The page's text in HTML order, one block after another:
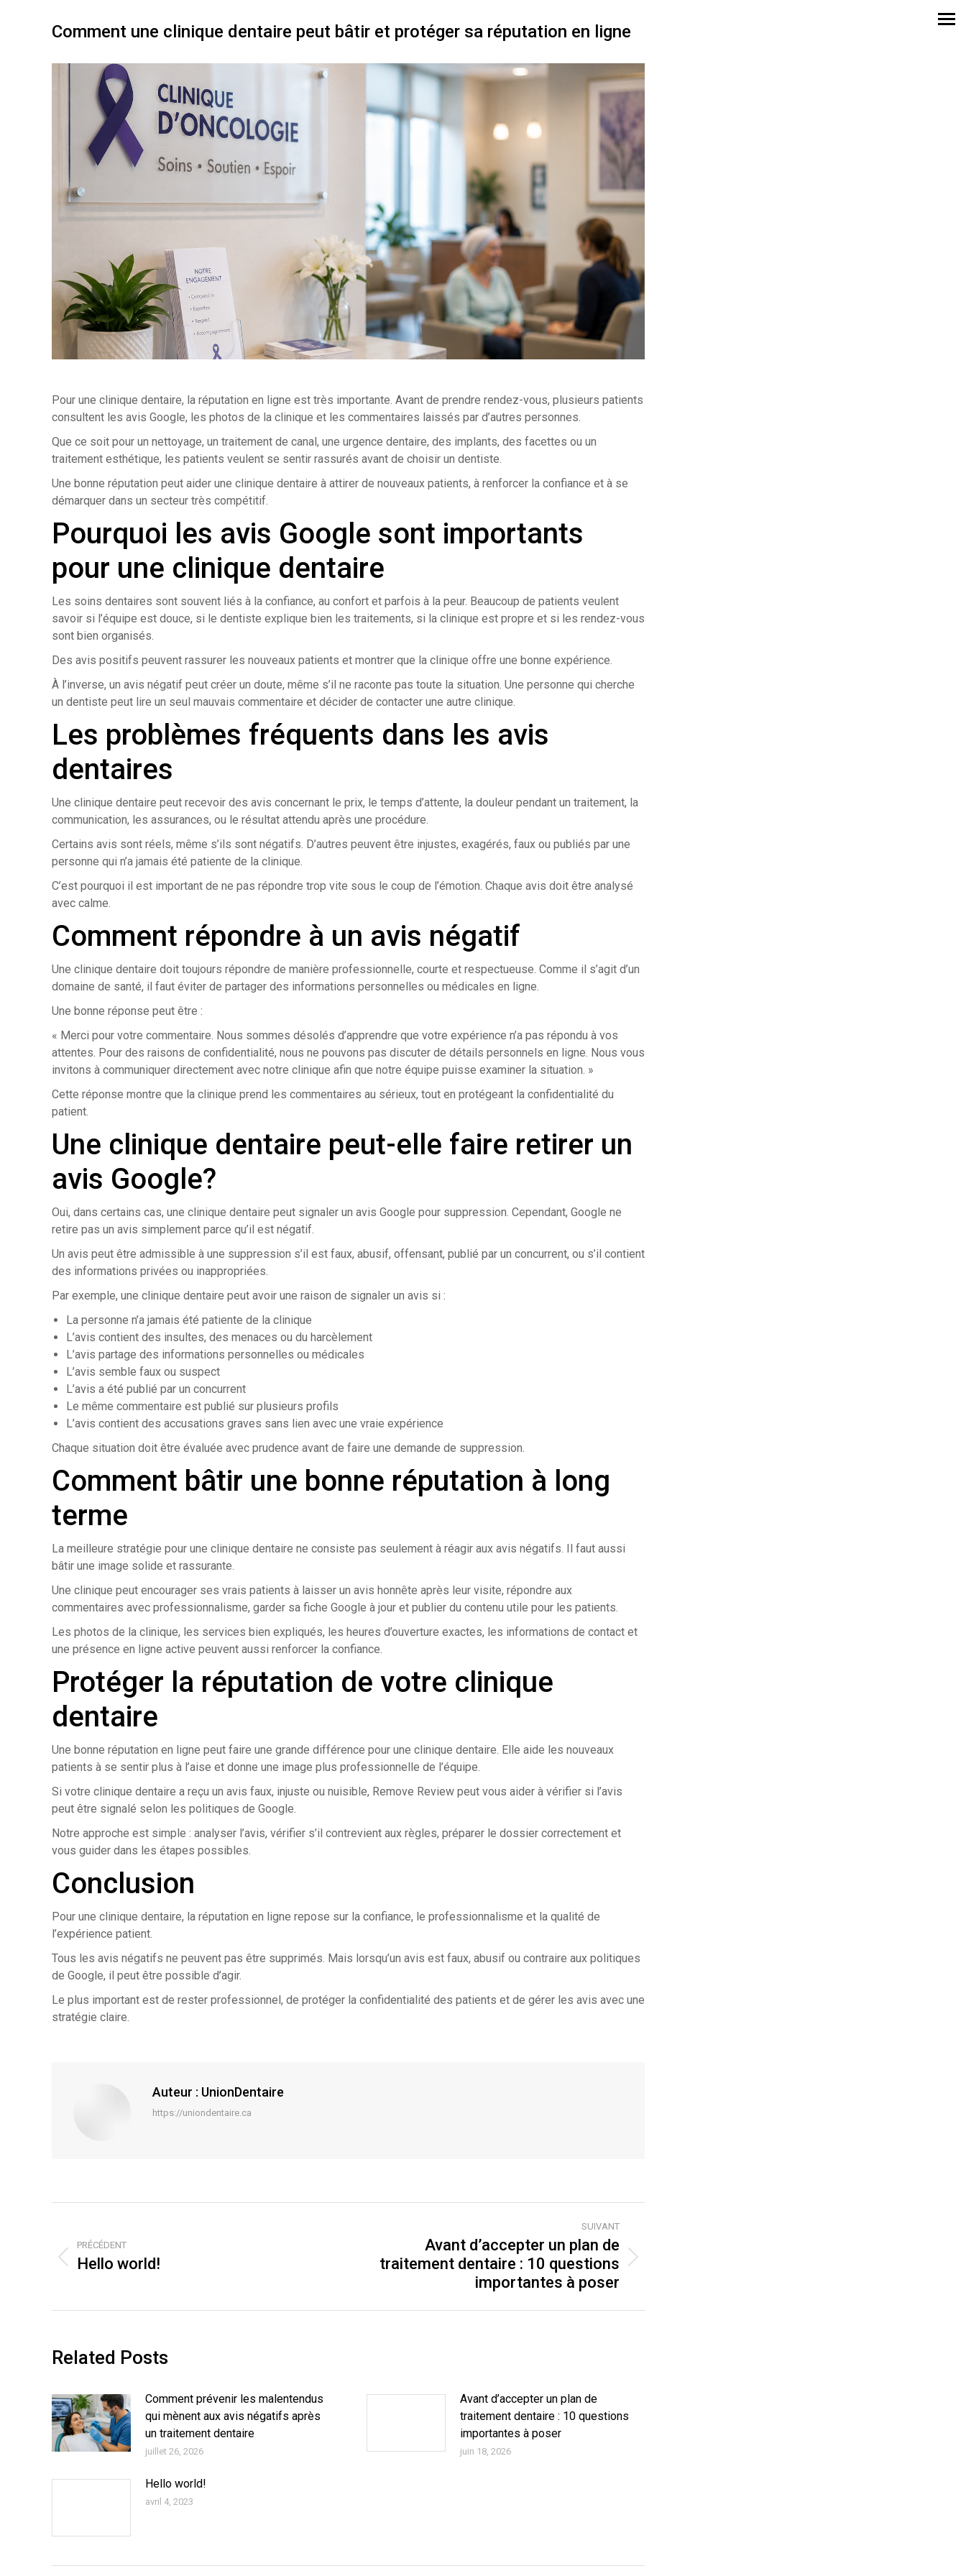
Comment une clinique dentaire peut bâtir et protéger sa réputation en ligne
Pour une clinique dentaire, la réputation en ligne est très importante. Avant de prendre rendez-vous, plusieurs patients
consultent les avis Google, les photos de la clinique et les commentaires laissés par d’autres personnes.
Que ce soit pour un nettoyage, un traitement de canal, une urgence dentaire, des implants, des facettes ou un
traitement esthétique, les patients veulent se sentir rassurés avant de choisir un dentiste.
Une bonne réputation peut aider une clinique dentaire à attirer de nouveaux patients, à renforcer la confiance et à se
démarquer dans un secteur très compétitif.
Pourquoi les avis Google sont importants
pour une clinique dentaire
Les soins dentaires sont souvent liés à la confiance, au confort et parfois à la peur. Beaucoup de patients veulent
savoir si l’équipe est douce, si le dentiste explique bien les traitements, si la clinique est propre et si les rendez-vous
sont bien organisés.
Des avis positifs peuvent rassurer les nouveaux patients et montrer que la clinique offre une bonne expérience.
À l’inverse, un avis négatif peut créer un doute, même s’il ne raconte pas toute la situation. Une personne qui cherche
un dentiste peut lire un seul mauvais commentaire et décider de contacter une autre clinique.
Les problèmes fréquents dans les avis
dentaires
Une clinique dentaire peut recevoir des avis concernant le prix, le temps d’attente, la douleur pendant un traitement, la
communication, les assurances, ou le résultat attendu après une procédure.
Certains avis sont réels, même s’ils sont négatifs. D’autres peuvent être injustes, exagérés, faux ou publiés par une
personne qui n’a jamais été patiente de la clinique.
C’est pourquoi il est important de ne pas répondre trop vite sous le coup de l’émotion. Chaque avis doit être analysé
avec calme.
Comment répondre à un avis négatif
Une clinique dentaire doit toujours répondre de manière professionnelle, courte et respectueuse. Comme il s’agit d’un
domaine de santé, il faut éviter de partager des informations personnelles ou médicales en ligne.
Une bonne réponse peut être :
« Merci pour votre commentaire. Nous sommes désolés d’apprendre que votre expérience n’a pas répondu à vos
attentes. Pour des raisons de confidentialité, nous ne pouvons pas discuter de détails personnels en ligne. Nous vous
invitons à communiquer directement avec notre clinique afin que notre équipe puisse examiner la situation. »
Cette réponse montre que la clinique prend les commentaires au sérieux, tout en protégeant la confidentialité du
patient.
Une clinique dentaire peut-elle faire retirer un
avis Google?
Oui, dans certains cas, une clinique dentaire peut signaler un avis Google pour suppression. Cependant, Google ne
retire pas un avis simplement parce qu’il est négatif.
Un avis peut être admissible à une suppression s’il est faux, abusif, offensant, publié par un concurrent, ou s’il contient
des informations privées ou inappropriées.
Par exemple, une clinique dentaire peut avoir une raison de signaler un avis si :
La personne n’a jamais été patiente de la clinique
L’avis contient des insultes, des menaces ou du harcèlement
L’avis partage des informations personnelles ou médicales
L’avis semble faux ou suspect
L’avis a été publié par un concurrent
Le même commentaire est publié sur plusieurs profils
L’avis contient des accusations graves sans lien avec une vraie expérience
Chaque situation doit être évaluée avec prudence avant de faire une demande de suppression.
Comment bâtir une bonne réputation à long
terme
La meilleure stratégie pour une clinique dentaire ne consiste pas seulement à réagir aux avis négatifs. Il faut aussi
bâtir une image solide et rassurante.
Une clinique peut encourager ses vrais patients à laisser un avis honnête après leur visite, répondre aux
commentaires avec professionnalisme, garder sa fiche Google à jour et publier du contenu utile pour les patients.
Les photos de la clinique, les services bien expliqués, les heures d’ouverture exactes, les informations de contact et
une présence en ligne active peuvent aussi renforcer la confiance.
Protéger la réputation de votre clinique
dentaire
Une bonne réputation en ligne peut faire une grande différence pour une clinique dentaire. Elle aide les nouveaux
patients à se sentir plus à l’aise et donne une image plus professionnelle de l’équipe.
Si votre clinique dentaire a reçu un avis faux, injuste ou nuisible, Remove Review peut vous aider à vérifier si l’avis
peut être signalé selon les politiques de Google.
Notre approche est simple : analyser l’avis, vérifier s’il contrevient aux règles, préparer le dossier correctement et
vous guider dans les étapes possibles.
Conclusion
Pour une clinique dentaire, la réputation en ligne repose sur la confiance, le professionnalisme et la qualité de
l’expérience patient.
Tous les avis négatifs ne peuvent pas être supprimés. Mais lorsqu’un avis est faux, abusif ou contraire aux politiques
de Google, il peut être possible d’agir.
Le plus important est de rester professionnel, de protéger la confidentialité des patients et de gérer les avis avec une
stratégie claire.
Auteur : UnionDentaire
https://uniondentaire.ca
article
PRÉCÉDENT
Article
Hello world!
SUIVANT
Article
Avant d’accepter un plan de
traitement dentaire : 10 questions
importantes à poser
Related Posts
Comment prévenir les malentendus
qui mènent aux avis négatifs après
un traitement dentaire
juillet 26, 2026
Avant d’accepter un plan de
traitement dentaire : 10 questions
importantes à poser
juin 18, 2026
Hello world!
avril 4, 2023